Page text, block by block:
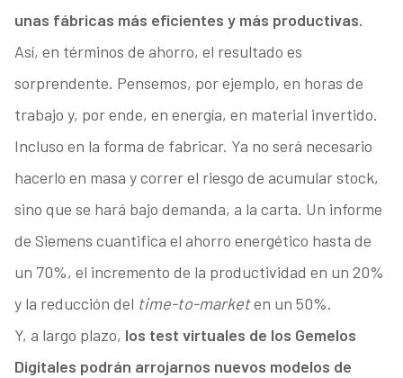
unas fábricas más eficientes y más productivas.
Así, en términos de ahorro, el resultado es
sorprendente. Pensemos, por ejemplo, en horas de
trabajo y, por ende, en energía, en material invertido.
Incluso en la forma de fabricar. Ya no será necesario
hacerlo en masa y correr el riesgo de acumular stock,
sino que se hará bajo demanda, a la carta. Un informe
de Siemens cuantifica el ahorro energético hasta de
un 70%, el incremento de la productividad en un 20%
y la reducción del time-to-marketen un 50%.
Y, a largo plazo, los test virtuales de los Gemelos
Digitales podrán arrojarnos nuevos modelos de